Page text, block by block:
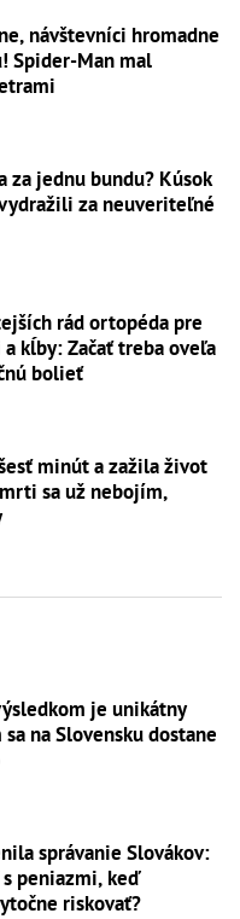
návštevníci hromadne
Spider-Man mal
za jednu bundu? Kúsok
za neuveriteľné
rád ortopéda pre
kĺby: Začať treba oveľa
bolieť
minút a zažila život
sa už nebojím,
je unikátny
sa na Slovensku dostane
správanie Slovákov:
peniazmi, keď
riskovať?